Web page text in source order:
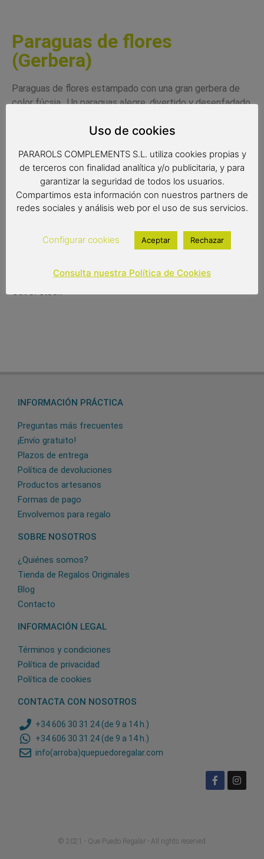
Paraguas de flores
(Gerbera)
Paraguas de flores estampado con una gran gerbera de
color fúcsia . Un paraguas alegre, divertido y desenfadado.
Radio: 61 cm.
Diámetro: 103 cm.
Largo: 89 cm.
24,95€
Out of stock
INFORMACIÓN PRÁCTICA
Preguntas más frecuentes
¡Envío gratuito!
Plazos de entrega
Política de devoluciones
Productos artesanos
Formas de pago
Envolvemos para regalo
SOBRE NOSOTROS
¿Quiénes somos?
Tienda de Regalos Originales
Blog
Contacto
INFORMACIÓN LEGAL
Términos y condiciones
Política de privacidad
Política de cookies
CONTACTA CON NOSOTROS
+34 606 30 31 24 (de 9 a 14 h.)
+34 606 30 31 24 (de 9 a 14 h.)
info(arroba)quepuedoregalar.com
© 2021 - Que Puedo Regalar - All rights reserved
Uso de cookies
PARAROLS COMPLEMENTS S.L. utiliza cookies propias y
de terceros con finalidad analítica y/o publicitaria, y para
garantizar la seguridad de todos los usuarios.
Compartimos esta información con nuestros partners de
redes sociales y análisis web por el uso de sus servicios.
Configurar cookies Aceptar Rechazar
Consulta nuestra Política de Cookies